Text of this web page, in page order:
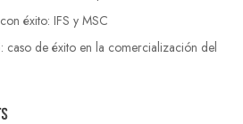
éxito: IFS y MSC
caso de éxito en la comercialización del